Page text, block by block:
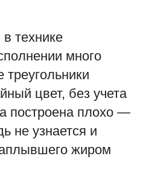
технике
много
цвет, без учета
построена плохо —
не узнается и
жиром